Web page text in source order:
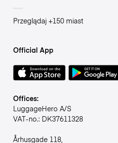
Przeglądaj +150 miast
Official App
Offices:
LuggageHero A/S
VAT-no.: DK37611328
Århusgade 118,